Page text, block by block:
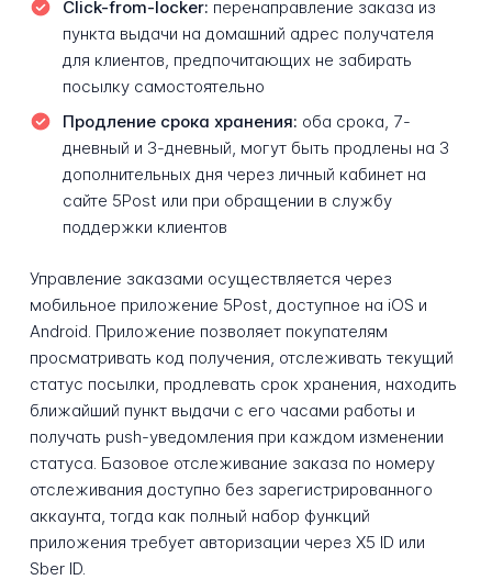
Click-from-locker: перенаправление заказа из
пункта выдачи на домашний адрес получателя
для клиентов, предпочитающих не забирать
посылку самостоятельно
Продление срока хранения: оба срока, 7-
дневный и 3-дневный, могут быть продлены на 3
дополнительных дня через личный кабинет на
сайте 5Post или при обращении в службу
поддержки клиентов
Управление заказами осуществляется через
мобильное приложение 5Post, доступное на iOS и
Android. Приложение позволяет покупателям
просматривать код получения, отслеживать текущий
статус посылки, продлевать срок хранения, находить
ближайший пункт выдачи с его часами работы и
получать push-уведомления при каждом изменении
статуса. Базовое отслеживание заказа по номеру
отслеживания доступно без зарегистрированного
аккаунта, тогда как полный набор функций
приложения требует авторизации через X5 ID или
Sber ID.